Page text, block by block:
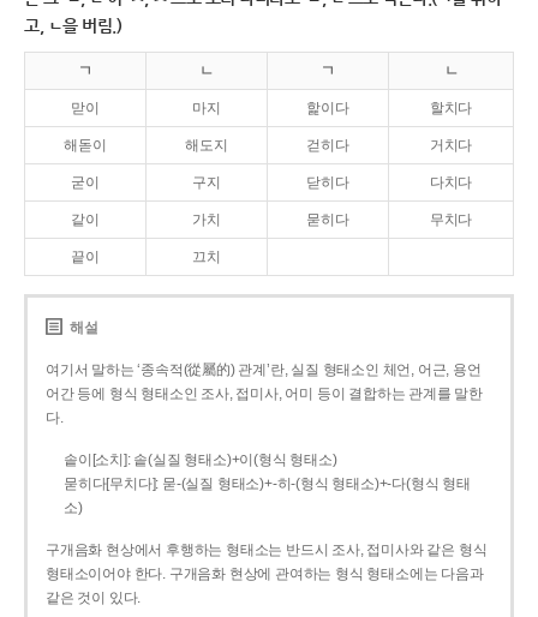
고, ㄴ을 버림.)
ㄱ ㄴ ㄱ ㄴ
맏이 마지 핥이다 할치다
해돋이 해도지 걷히다 거치다
굳이 구지 닫히다 다치다
같이 가치 묻히다 무치다
끝이 끄치
해설
여기서 말하는 ‘종속적(從屬的) 관계’란, 실질 형태소인 체언, 어근, 용언
어간 등에 형식 형태소인 조사, 접미사, 어미 등이 결합하는 관계를 말한
다.
솥이[소치]: 솥(실질 형태소)+이(형식 형태소)
묻히다[무치다]: 묻­-(실질 형태소)+­-히­-(형식 형태소)+-다(형식 형태
소)
구개음화 현상에서 후행하는 형태소는 반드시 조사, 접미사와 같은 형식
형태소이어야 한다. 구개음화 현상에 관여하는 형식 형태소에는 다음과
같은 것이 있다.